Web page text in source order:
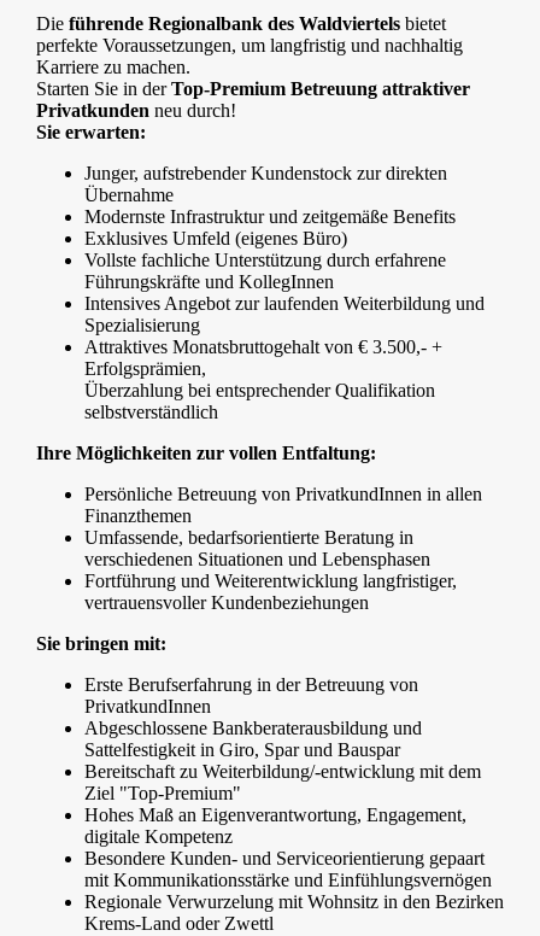
Die führende Regionalbank des Waldviertels bietet
perfekte Voraussetzungen, um langfristig und nachhaltig
Karriere zu machen.
Starten Sie in derTop-Premium Betreuung attraktiver
Privatkunden neu durch!
Sie erwarten:
Junger, aufstrebender Kundenstock zur direkten
Übernahme
Modernste Infrastruktur und zeitgemäße Benefits
Exklusives Umfeld (eigenes Büro)
Vollste fachliche Unterstützung durch erfahrene
Führungskräfte und KollegInnen
Intensives Angebot zur laufenden Weiterbildung und
Spezialisierung
Attraktives Monatsbruttogehalt von € 3.500,- +
Erfolgsprämien,
Überzahlung bei entsprechender Qualifikation
selbstverständlich
Ihre Möglichkeiten zur vollen Entfaltung:
Persönliche Betreuung von PrivatkundInnen in allen
Finanzthemen
Umfassende, bedarfsorientierte Beratung in
verschiedenen Situationen und Lebensphasen
Fortführung und Weiterentwicklung langfristiger,
vertrauensvoller Kundenbeziehungen
Sie bringen mit:
Erste Berufserfahrung in der Betreuung von
PrivatkundInnen
Abgeschlossene Bankberaterausbildung und
Sattelfestigkeit in Giro, Spar und Bauspar
Bereitschaft zu Weiterbildung/-entwicklung mit dem
Ziel "Top-Premium"
Hohes Maß an Eigenverantwortung, Engagement,
digitale Kompetenz
Besondere Kunden- und Serviceorientierung gepaart
mit Kommunikationsstärke und Einfühlungsvernögen
Regionale Verwurzelung mit Wohnsitz in den Bezirken
Krems-Land oder Zwettl